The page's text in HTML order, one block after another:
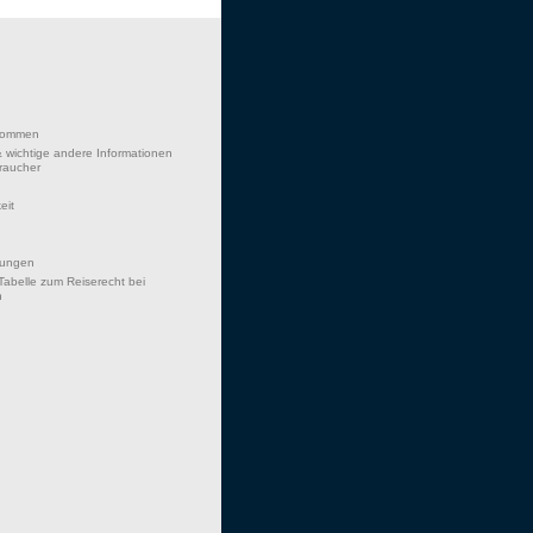
wichtige andere Informationen
zum Reiserecht bei